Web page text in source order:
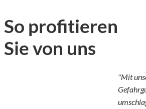
So profitieren
Sie von uns
"Mit